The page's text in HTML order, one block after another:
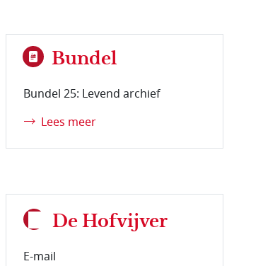
Bundel
Bundel 25: Levend archief
Lees meer
De Hofvijver
E-mail